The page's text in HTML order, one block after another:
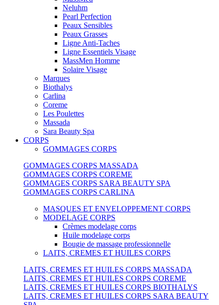
Neluhm
Pearl Perfection
Peaux Sensibles
Peaux Grasses
Ligne Anti-Taches
Ligne Essentiels Visage
MassMen Homme
Solaire Visage
Marques
Biothalys
Carlina
Coreme
Les Poulettes
Massada
Sara Beauty Spa
CORPS
GOMMAGES CORPS
GOMMAGES CORPS MASSADA
GOMMAGES CORPS COREME
GOMMAGES CORPS SARA BEAUTY SPA
GOMMAGES CORPS CARLINA
MASQUES ET ENVELOPPEMENT CORPS
MODELAGE CORPS
Crèmes modelage corps
Huile modelage corps
Bougie de massage professionnelle
LAITS, CREMES ET HUILES CORPS
LAITS, CREMES ET HUILES CORPS MASSADA
LAITS, CREMES ET HUILES CORPS COREME
LAITS, CREMES ET HUILES CORPS BIOTHALYS
LAITS, CREMES ET HUILES CORPS SARA BEAUTY